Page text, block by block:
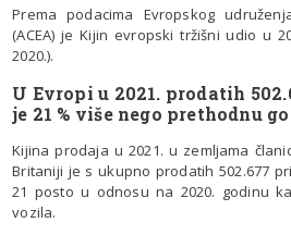
Prema podacima Evropskog
(ACEA) je Kijin evropski tržišni udio u
2020.).
U Evropi u 2021. prodatih
je 21 % više nego prethodnu
Kijina prodaja u 2021. u zemljama
Britaniji je s ukupno prodatih 502.677
21 posto u odnosu na 2020. godinu
vozila.